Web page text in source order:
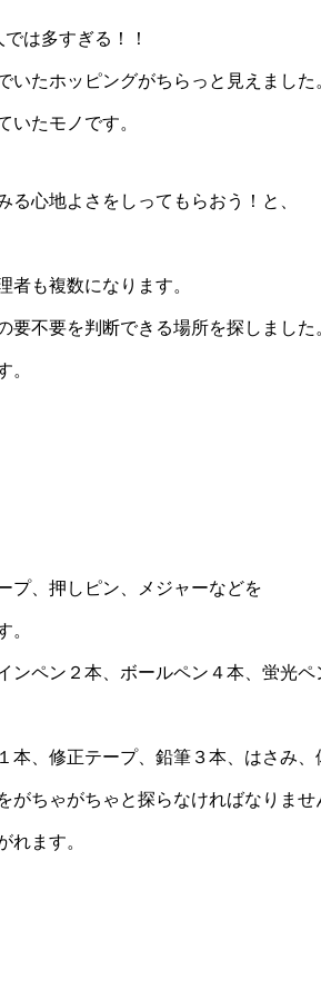
は多すぎる！！
たホッピングがちらっと見えました
いたモノです。
心地よさをしってもらおう！と、
者も複数になります。
不要を判断できる場所を探しました
。
プ、押しピン、メジャーなどを
。
ンペン２本、ボールペン４本、蛍光ペ
、修正テープ、鉛筆３本、はさみ、
ちゃがちゃと探らなければなりませ
れます。